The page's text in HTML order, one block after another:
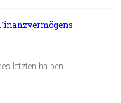
letzten halben